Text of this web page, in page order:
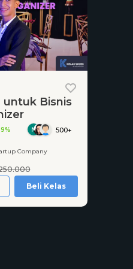
untuk Bisnis
500+
Company
Beli Kelas